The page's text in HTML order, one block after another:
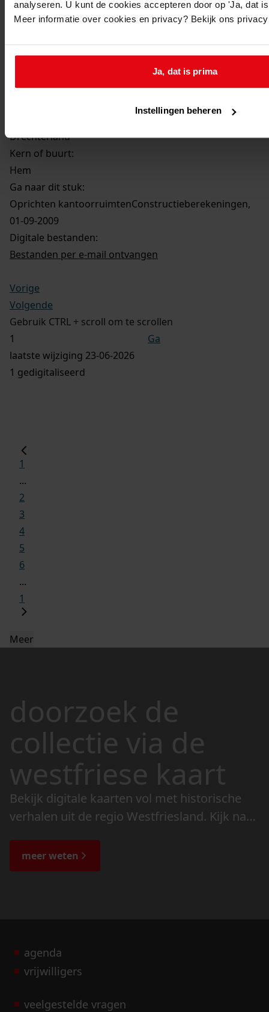
analyseren. U kunt de cookies accepteren door op 'Ja, dat
Meer informatie over cookies en privacy? Bekijk ons
Ja, dat is prima
Instellingen beheren
Oprichten kantoorruimtenConstructieberekeningen
Datum vergunning:
01-09-2009
Adres:
Drechterland, Groeneweg 7
Drechterland
Kern of buurt:
Hem
Ga naar dit stuk:
Oprichten kantoorruimtenConstructieberekeningen,
01-09-2009
Digitale bestanden:
Bestanden per e-mail ontvangen
Vorige
Volgende
Gebruik CTRL + scroll om te scrollen
Ga
laatste wijziging 23-06-2026
1 gedigitaliseerd
1
...
2
3
4
5
6
...
1
Meer
doorzoek de
collectie via de
westfriese kaart
Bekijk digitale kaarten vol met historische
verhalen uit de regio Westfriesland. Kijk naar
de bijzondere verhalen.
meer weten
agenda
vrijwilligers
veelgestelde vragen